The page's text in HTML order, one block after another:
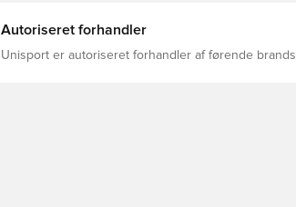
Autoriseret forhandler
Unisport er autoriseret forhandler af førende brands